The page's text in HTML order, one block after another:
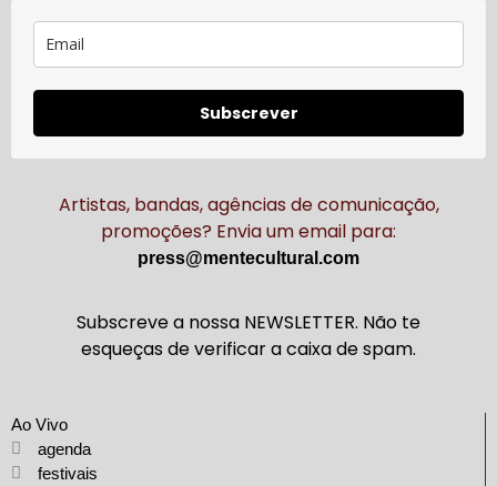
Subscrever
Artistas, bandas, agências de comunicação,
promoções? Envia um email para:
press@mentecultural.com
Subscreve a nossa NEWSLETTER. Não te
esqueças de verificar a caixa de spam.
Ao Vivo
agenda
festivais